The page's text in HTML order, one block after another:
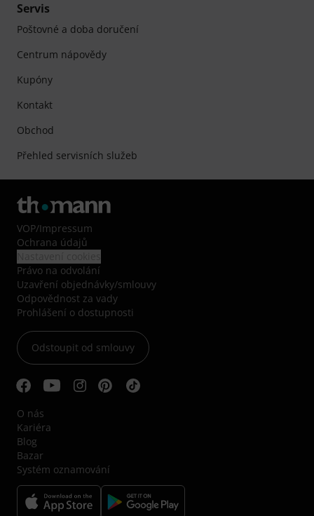
Servis
Poštovné a doba doručení
Centrum nápovědy
Kupóny
Kontakt
Obchod
Přehled servisních služeb
VOP/Impressum
Ochrana údajů
Právo na odvolání
Uzavření objednávky/smlouvy
Odpovědnost za vady
Prohlášení o dostupnosti
Odstoupit od smlouvy
O nás
Kariéra
Blog
Bazar
Systém oznamování